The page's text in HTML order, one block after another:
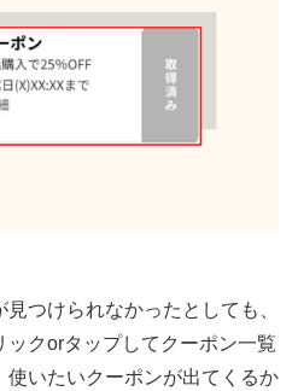
つけられなかったとしても、
ックorタップしてクーポン一覧
使いたいクーポンが出てくるか